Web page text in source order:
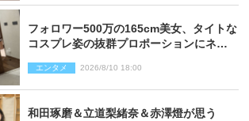
フォロワー500万の165cm美女、タイトな
コスプレ姿の抜群プロポーションにネッ
エンタメ 2026/8/10 18:00
和田琢磨＆立道梨緒奈＆赤澤燈が思う